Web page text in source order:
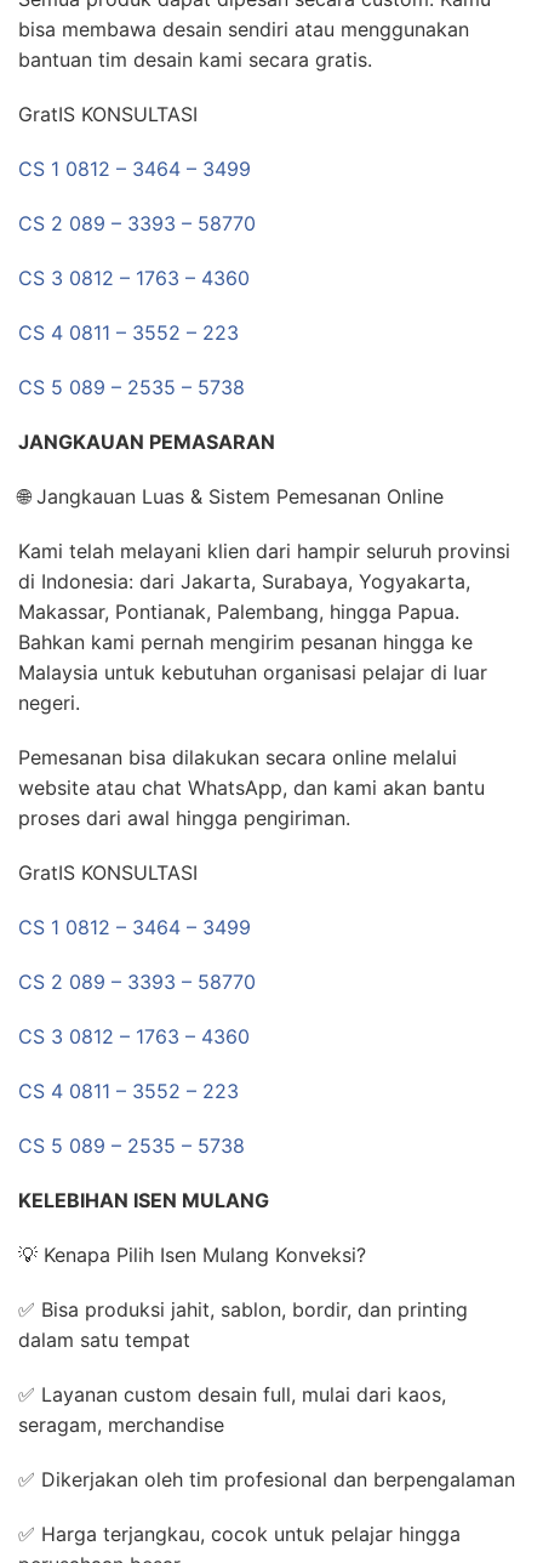
bisa membawa desain sendiri atau menggunakan
bantuan tim desain kami secara gratis.
GratIS KONSULTASI
CS 1 0812 – 3464 – 3499
CS 2 089 – 3393 – 58770
CS 3 0812 – 1763 – 4360
CS 4 0811 – 3552 – 223
CS 5 089 – 2535 – 5738
JANGKAUAN PEMASARAN
🌐 Jangkauan Luas & Sistem Pemesanan Online
Kami telah melayani klien dari hampir seluruh provinsi
di Indonesia: dari Jakarta, Surabaya, Yogyakarta,
Makassar, Pontianak, Palembang, hingga Papua.
Bahkan kami pernah mengirim pesanan hingga ke
Malaysia untuk kebutuhan organisasi pelajar di luar
negeri.
Pemesanan bisa dilakukan secara online melalui
website atau chat WhatsApp, dan kami akan bantu
proses dari awal hingga pengiriman.
GratIS KONSULTASI
CS 1 0812 – 3464 – 3499
CS 2 089 – 3393 – 58770
CS 3 0812 – 1763 – 4360
CS 4 0811 – 3552 – 223
CS 5 089 – 2535 – 5738
KELEBIHAN ISEN MULANG
💡 Kenapa Pilih Isen Mulang Konveksi?
✅ Bisa produksi jahit, sablon, bordir, dan printing
dalam satu tempat
✅ Layanan custom desain full, mulai dari kaos,
seragam, merchandise
✅ Dikerjakan oleh tim profesional dan berpengalaman
✅ Harga terjangkau, cocok untuk pelajar hingga